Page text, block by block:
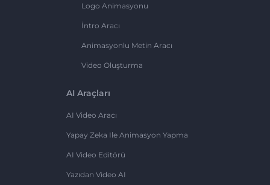
Logo Animasyonu
İntro Aracı
Animasyonlu Metin Aracı
Video Oluşturma
AI Araçları
AI Video Aracı
Yapay Zeka Ile Animasyon Yapma
AI Video Editörü
Yazıdan Video AI